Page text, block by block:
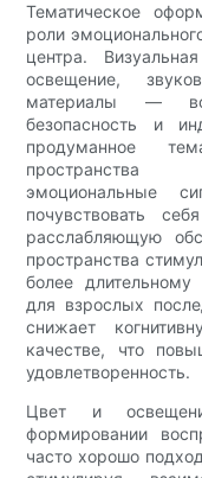
Тематическое
роли
центра.
освещение,
материалы —
безопасность и
продуманное
пространства
эмоциональные
почувствовать
расслабляющую
пространства
более
для взрослых
снижает
качестве, что
удовлетворенность.
Цвет и
формировании
часто хорошо